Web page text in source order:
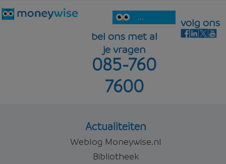
...
bel ons met al
je vragen
085-760
7600
volg ons
Actualiteiten
Weblog Moneywise.nl
Bibliotheek